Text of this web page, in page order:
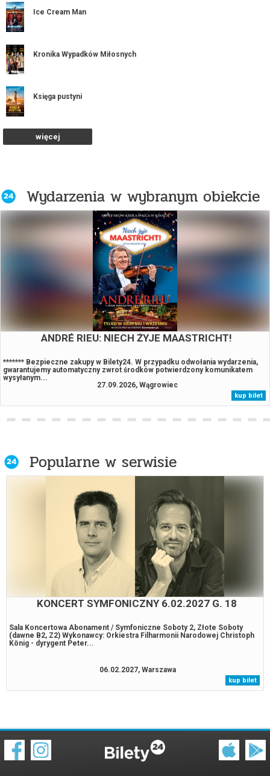
Ice Cream Man
Kronika Wypadków Miłosnych
Księga pustyni
Psi Patrol i dinozaury
Spider-Man. Całkiem nowy dzień / 2D DUB
Spider-Man. Całkiem nowy dzień / 2D NAP
Spider-Man. Całkiem nowy dzień / 3D DUB
więcej
Wydarzenia w wybranym obiekcie
ANDRÉ RIEU: NIECH ŻYJE MAASTRICHT!
******* Bezpieczne zakupy w Bilety24. W przypadku odwołania wydarzenia,
gwarantujemy automatyczny zwrot środków potwierdzony komunikatem
wysyłanym...
27.09.2026, Wągrowiec
kup bilet
Popularne w serwisie
KONCERT SYMFONICZNY 6.02.2027 G. 18
Sala Koncertowa Abonament / Symfoniczne Soboty 2, Złote Soboty
(dawne B2, Z2) Wykonawcy: Orkiestra Filharmonii Narodowej Christoph
König - dyrygent Peter...
06.02.2027, Warszawa
kup bilet